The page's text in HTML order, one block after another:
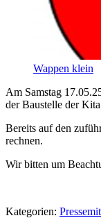
Wappen klein
Am Samstag
der Baustelle der
Bereits auf den
rechnen.
Wir bitten um
Kategorien: